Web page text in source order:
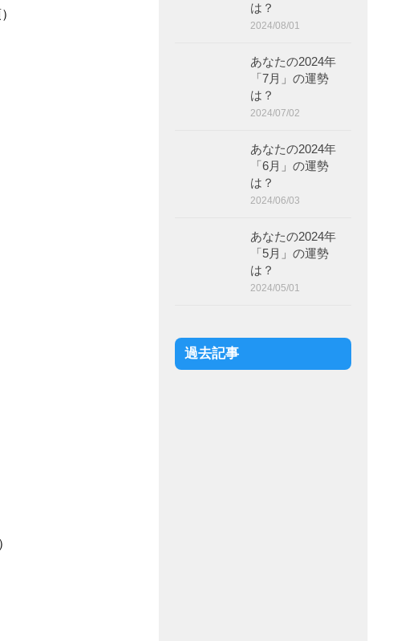
は？
2024/08/01
あなたの2024年
「7月」の運勢
は？
2024/07/02
あなたの2024年
「6月」の運勢
は？
2024/06/03
あなたの2024年
「5月」の運勢
は？
2024/05/01
過去記事